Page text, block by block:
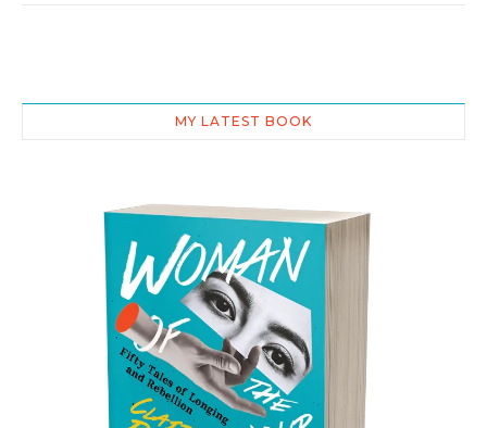
MY LATEST BOOK